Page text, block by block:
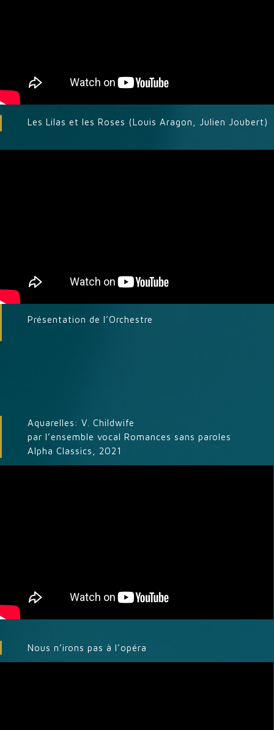
Les Lilas et les Roses (Louis Aragon, Julien Joubert)
Présentation de l’Orchestre
Aquarelles: V. Childwife
par l’ensemble vocal Romances sans paroles
Alpha Classics, 2021
Nous n’irons pas à l’opéra